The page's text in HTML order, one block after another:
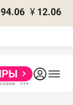
94.06 ¥ 12.06